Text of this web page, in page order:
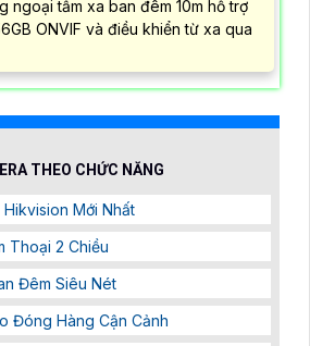
ngoại tầm xa ban đêm 10m hỗ trợ
ONVIF và điều khiển từ xa qua
THEO CHỨC NĂNG
Hikvision Mới Nhất
Thoại 2 Chiều
Đêm Siêu Nét
Đóng Hàng Cận Cảnh